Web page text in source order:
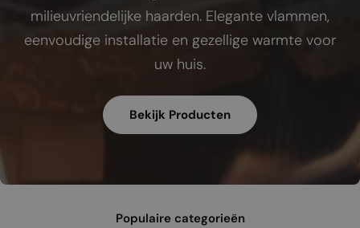
milieuvriendelijke haarden. Elegante vlammen,
eenvoudige installatie en gezellige warmte voor
uw huis.
Bekijk Producten
Populaire categorieën